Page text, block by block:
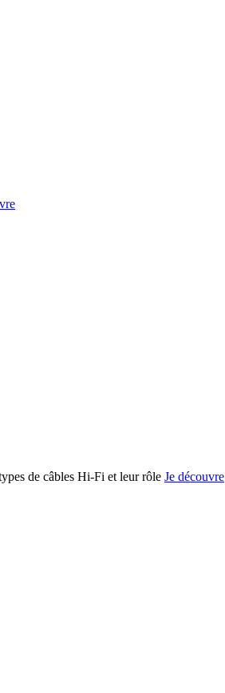
de câbles Hi-Fi et leur rôle Je découvre